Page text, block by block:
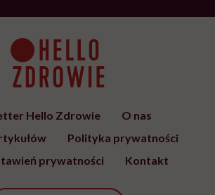
Hello Zdrowie
O nas
Polityka prywatności
prywatności
Kontakt